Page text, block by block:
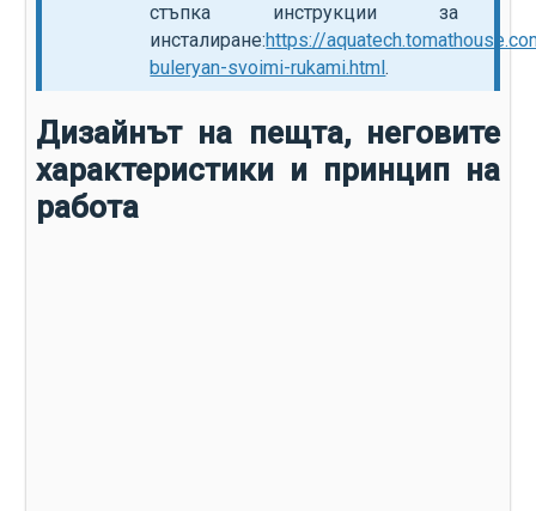
стъпка инструкции за
инсталиране:https://
buleryan-svoimi-rukami.html.
Дизайнът на пещта, неговите
характеристики и принцип на
работа